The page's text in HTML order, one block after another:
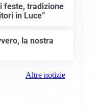
feste, tradizione
in Luce”
la nostra
Altre notizie